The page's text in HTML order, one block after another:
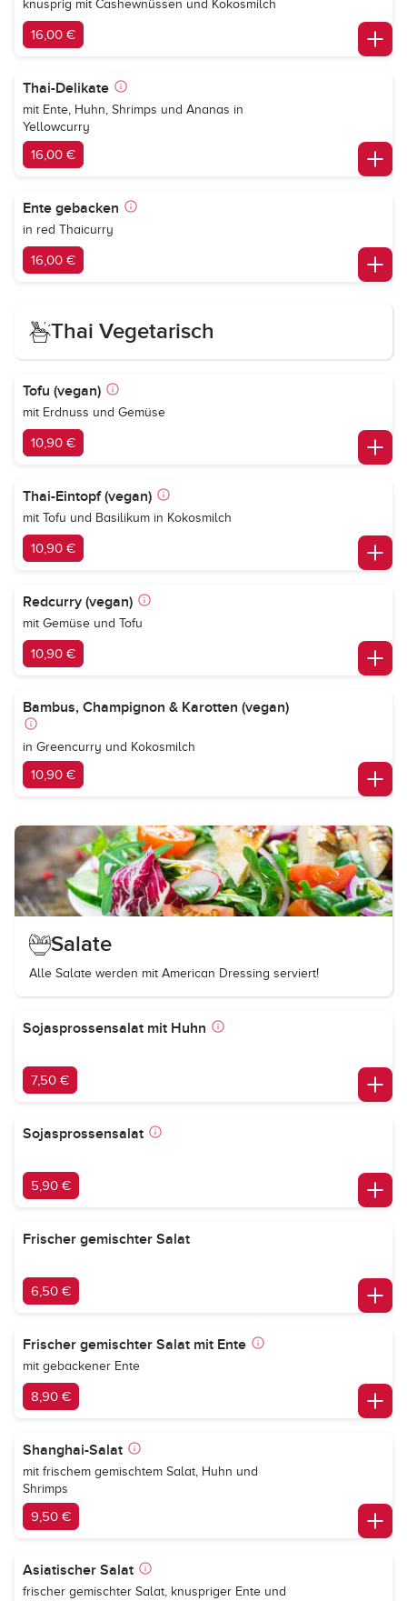
knusprig mit Cashewnüssen und Kokosmilch
16,00 €
Thai-Delikate
mit Ente, Huhn, Shrimps und Ananas in
Yellowcurry
16,00 €
Ente gebacken
in red Thaicurry
16,00 €
Thai Vegetarisch
Tofu (vegan)
mit Erdnuss und Gemüse
10,90 €
Thai-Eintopf (vegan)
mit Tofu und Basilikum in Kokosmilch
10,90 €
Redcurry (vegan)
mit Gemüse und Tofu
10,90 €
Bambus, Champignon & Karotten (vegan)
in Greencurry und Kokosmilch
10,90 €
Salate
Alle Salate werden mit American Dressing serviert!
Sojasprossensalat mit Huhn
7,50 €
Sojasprossensalat
5,90 €
Frischer gemischter Salat
6,50 €
Frischer gemischter Salat mit Ente
mit gebackener Ente
8,90 €
Shanghai-Salat
mit frischem gemischtem Salat, Huhn und
Shrimps
9,50 €
Asiatischer Salat
frischer gemischter Salat, knuspriger Ente und